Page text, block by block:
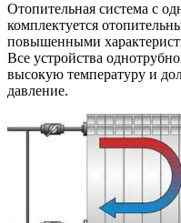
Отопительная система с
комплектуется
повышенными
Все устройства
высокую температуру и
давление.